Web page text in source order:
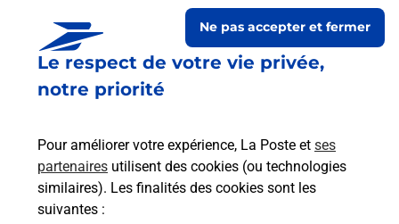
Le respect de votre vie privée,
notre priorité
Pour améliorer votre expérience, La Poste et ses
partenaires utilisent des cookies (ou technologies
similaires). Les finalités des cookies sont les
suivantes :
Ne pas accepter et fermer
Le lien s'ouvre dans un nouvel onglet